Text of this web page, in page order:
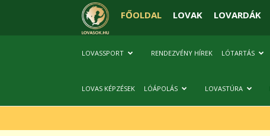
FŐOLDAL LOVAK LOVARDÁK
LOVASSPORT RENDEZVÉNY HÍREK LÓTARTÁS
LOVAS KÉPZÉSEK LÓÁPOLÁS LOVASTÚRA